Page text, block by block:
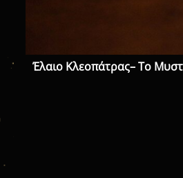
Έλαιο Κλεοπάτρας– Το